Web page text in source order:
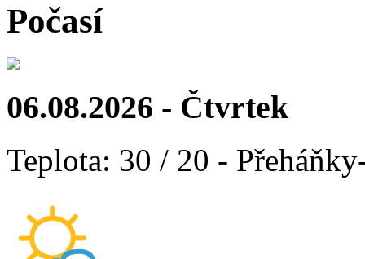
Počasí
06.08.2026 - Čtvrtek
Teplota: 30 / 20 -